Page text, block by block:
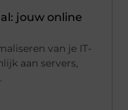
jouw online
van je IT-
aan servers,